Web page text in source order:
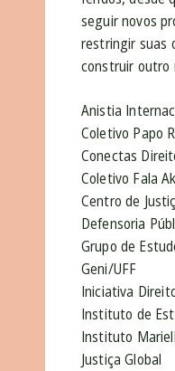
seguir novos
restringir suas
construir outro
Anistia
Coletivo Papo
Conectas
Coletivo Fala
Centro de
Defensoria
Grupo de
Geni/UFF
Iniciativa
Instituto de
Instituto
Justiça Global